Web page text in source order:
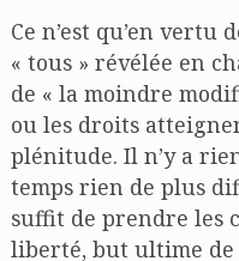
Ce n’est qu’en vertu
« tous » révélée en
de « la moindre
ou les droits
plénitude. Il n’y a
temps rien de plus
suffit de prendre les
liberté, but ultime de